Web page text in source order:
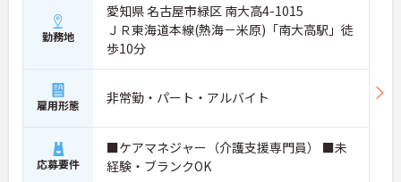
勤務地
愛知県 名古屋市緑区 南大高4-1015
ＪＲ東海道本線(熱海－米原)「南大高駅」徒
歩10分
雇用形態 非常勤・パート・アルバイト
応募要件
■ケアマネジャー（介護支援専門員） ■未
経験・ブランクOK